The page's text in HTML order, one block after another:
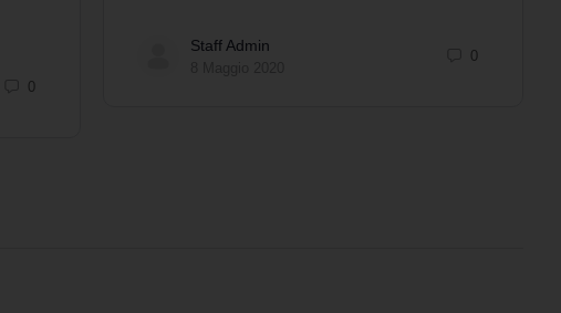
0
Staff Admin
0